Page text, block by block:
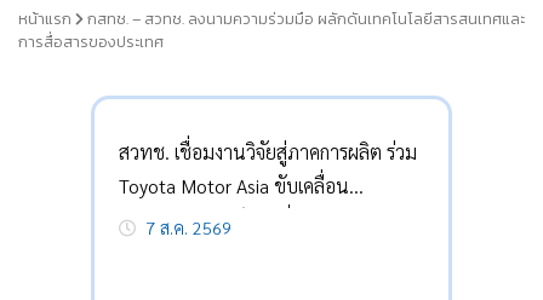
หน้าแรก
กสทช. – สวทช. ลงนามความร่วมมือ ผลักดันเทคโนโลยีสารสนเทศและ
การสื่อสารของประเทศ
สวทช. เชื่อมงานวิจัยสู่ภาคการผลิต ร่วม
Toyota Motor Asia ขับเคลื่อน
อุตสาหกรรมคาร์บอนต่ำ
7 ส.ค. 2569